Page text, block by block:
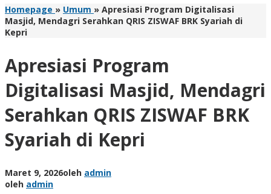
Homepage » Umum » Apresiasi Program Digitalisasi
Masjid, Mendagri Serahkan QRIS ZISWAF BRK Syariah di
Kepri
Apresiasi Program
Digitalisasi Masjid, Mendagri
Serahkan QRIS ZISWAF BRK
Syariah di Kepri
Maret 9, 2026oleh admin
oleh admin